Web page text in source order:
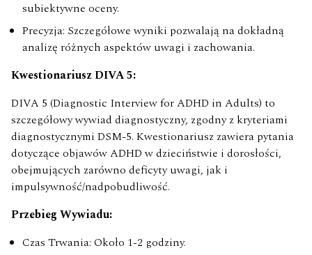
subiektywne oceny.
Precyzja: Szczegółowe wyniki pozwalają na dokładną
analizę różnych aspektów uwagi i zachowania.
Kwestionariusz DIVA 5:
DIVA 5 (Diagnostic Interview for ADHD in Adults) to
szczegółowy wywiad diagnostyczny, zgodny z kryteriami
diagnostycznymi DSM-5. Kwestionariusz zawiera pytania
dotyczące objawów ADHD w dzieciństwie i dorosłości,
obejmujących zarówno deficyty uwagi, jak i
impulsywność/nadpobudliwość.
Przebieg Wywiadu:
Czas Trwania: Około 1-2 godziny.